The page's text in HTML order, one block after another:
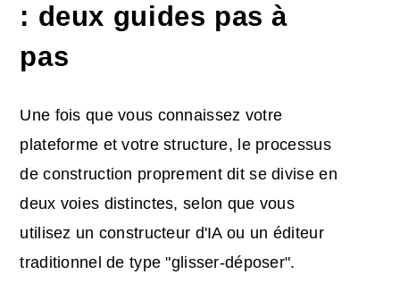
: deux guides pas à
pas
Une fois que vous connaissez votre
plateforme et votre structure, le processus
de construction proprement dit se divise en
deux voies distinctes, selon que vous
utilisez un constructeur d'IA ou un éditeur
traditionnel de type "glisser-déposer".